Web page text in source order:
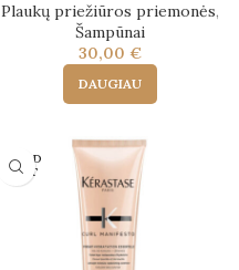
Plaukų priežiūros priemonės,
Šampūnai
30,00 €
DAUGIAU
SOLD
OUT